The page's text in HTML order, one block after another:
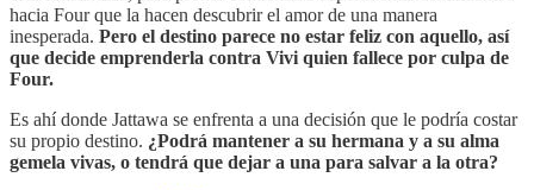
hacia Four que la hacen descubrir el amor de una manera
inesperada. Pero el destino parece no estar feliz con aquello, así
que decide emprenderla contra Vivi quien fallece por culpa de
Four.
Es ahí donde Jattawa se enfrenta a una decisión que le podría costar
su propio destino. ¿Podrá mantener a su hermana y a su alma
gemela vivas, o tendrá que dejar a una para salvar a la otra?